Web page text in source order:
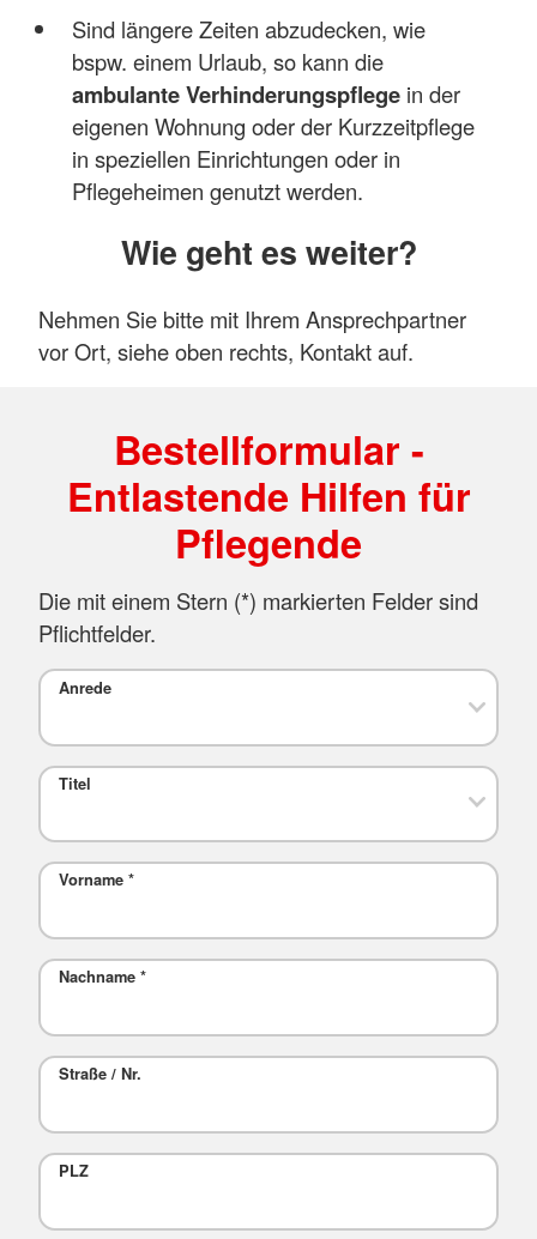
Sind längere Zeiten abzudecken, wie
bspw. einem Urlaub, so kann die
ambulante Verhinderungspflegein der
eigenen Wohnung oder der Kurzzeitpflege
in speziellen Einrichtungen oder in
Pflegeheimen genutzt werden.
Wie geht es weiter?
Nehmen Sie bitte mit Ihrem Ansprechpartner
vor Ort, siehe oben rechts, Kontakt auf.
Bestellformular -
Entlastende Hilfen für
Pflegende
Die mit einem Stern (*) markierten Felder sind
Pflichtfelder.
Anrede
Titel
Vorname *
Nachname *
Straße / Nr.
PLZ